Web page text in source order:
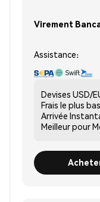
Virement
Assistance:
Devises USD/
Frais le plus bas
Arrivée
Meilleur pour